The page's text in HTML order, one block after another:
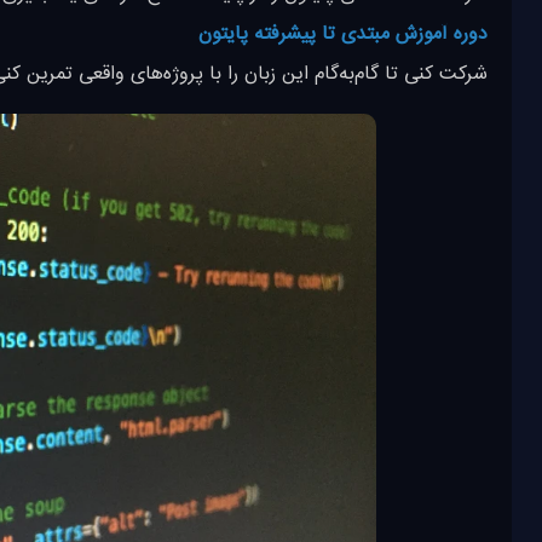
دوره آموزش مبتدی تا پیشرفته پایتون
شرکت کنی تا گام‌به‌گام این زبان را با پروژه‌های واقعی تمرین